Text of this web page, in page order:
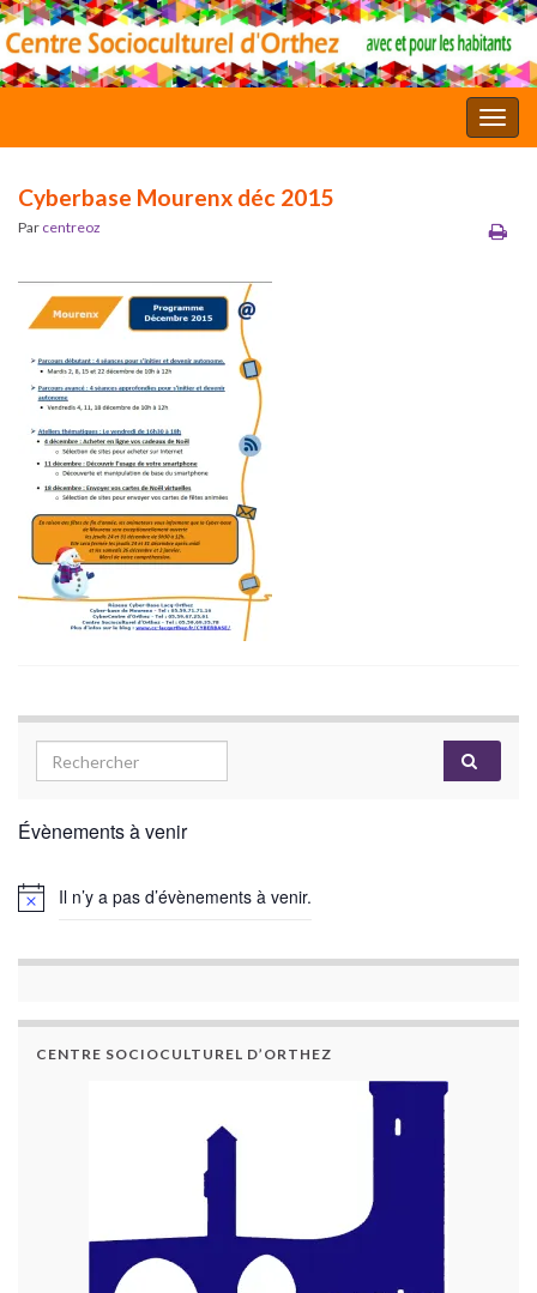
Cyberbase Mourenx déc 2015
Par centreoz
Évènements à venir
Il n’y a pas d’évènements à venir.
CENTRE SOCIOCULTUREL D’ORTHEZ